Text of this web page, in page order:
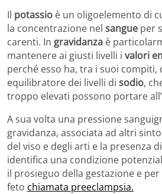
Il potassio è un oligoelemento di
la concentrazione nel sangue per
carenti. In gravidanza è
mantenere ai giusti livelli i valori
perché esso ha, tra i suoi compiti,
equilibratore dei livelli di sodio,
troppo elevati possono portare all’
A sua volta una pressione
gravidanza, associata ad altri
del viso e degli arti e la presenza di
identifica una condizione
il prosieguo della gestazione e
feto chiamata preeclampsia.